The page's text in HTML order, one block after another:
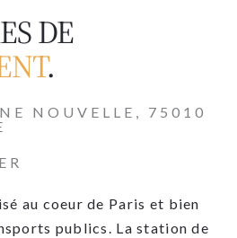
DE
.
NOUVELLE, 75010
au coeur de Paris et bien
publics. La station de